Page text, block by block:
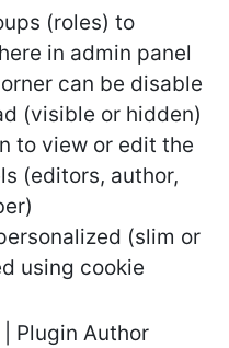
(roles) to
in admin panel
can be disable
(visible or hidden)
to view or edit the
(editors, author,
(slim or
using cookie
Plugin Author